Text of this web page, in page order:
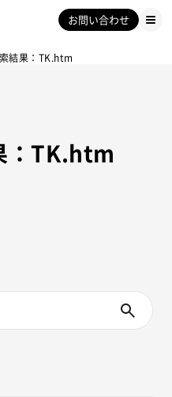
お問い合わせ
結果：TK.htm
：TK.htm